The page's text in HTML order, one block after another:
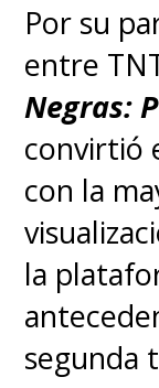
Por su
entre
Negras:
convirtió
con la
la
segunda